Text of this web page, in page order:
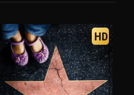
HD